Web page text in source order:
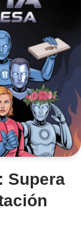
Supera